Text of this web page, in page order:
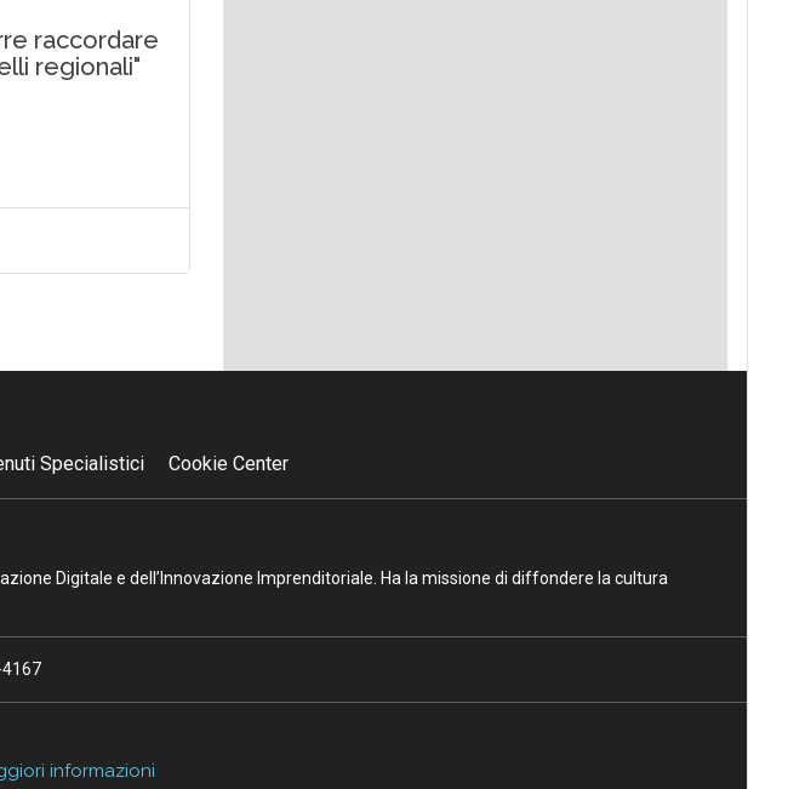
raccordare
regionali"
Specialistici Cookie Center
Digitale e dell’Innovazione Imprenditoriale. Ha la missione di diffondere la cultura
informazioni